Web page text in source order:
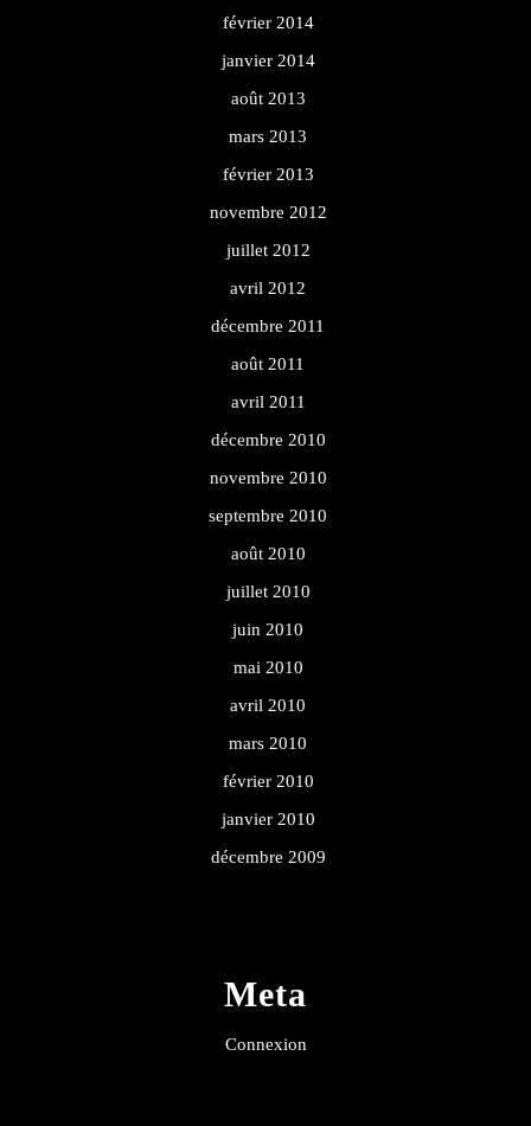
février 2014
janvier 2014
août 2013
mars 2013
février 2013
novembre 2012
juillet 2012
avril 2012
décembre 2011
août 2011
avril 2011
décembre 2010
novembre 2010
septembre 2010
août 2010
juillet 2010
juin 2010
mai 2010
avril 2010
mars 2010
février 2010
janvier 2010
décembre 2009
Meta
Connexion